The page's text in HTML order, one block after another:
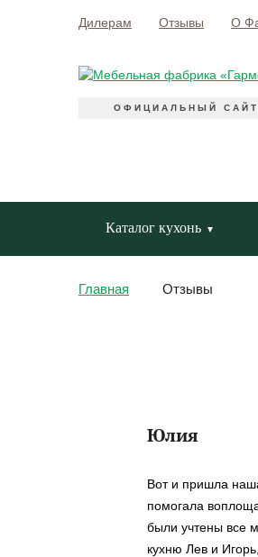
Дилерам Отзывы О
ОФИЦИАЛЬНЫЙ САЙТ
Каталог кухонь
Главная Отзывы
Юлия
Вот и пришла
помогала
были учтены все
кухню Лев и